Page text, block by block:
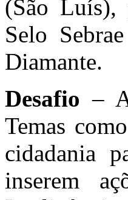
(São Luís),
Selo
Diamante.
Desafio –
Temas
cidadania
inserem